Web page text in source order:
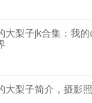
大梨子jk合集：我
大梨子简介，摄影